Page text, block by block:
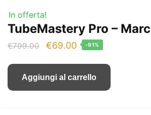
In offerta!
TubeMastery Pro –
€799.00
Il
originale
€69.00Il
attuale
-91%
Aggiungi al carrello